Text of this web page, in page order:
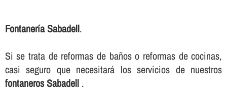
Fontanerí­a Sabadell.
Si se trata de reformas de baños o reformas de cocinas,
casi seguro que necesitará los servicios de nuestros
fontaneros Sabadell.